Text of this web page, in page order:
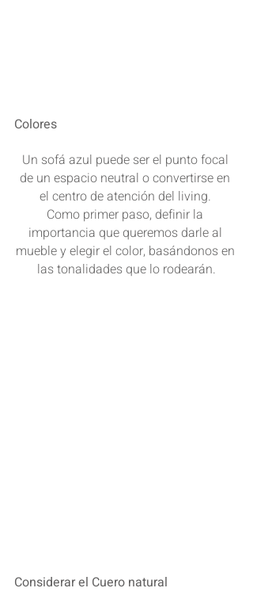
Colores
Un sofá azul puede ser el punto focal
de un espacio neutral o convertirse en
el centro de atención del living.
Como primer paso, definir la
importancia que queremos darle al
mueble y elegir el color, basándonos en
las tonalidades que lo rodearán.
Considerar el Cuero natural